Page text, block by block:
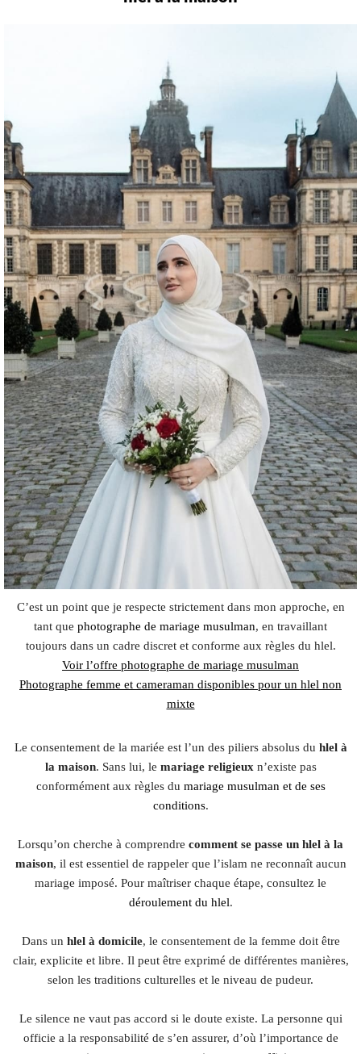
C’est un point que je respecte strictement dans mon approche, en
tant que photographe de mariage musulman, en travaillant
toujours dans un cadre discret et conforme aux règles du hlel.
Voir l’offre photographe de mariage musulman
Photographe femme et cameraman disponibles pour un hlel non
mixte
Le consentement de la mariée est l’un des piliers absolus du hlel à
la maison. Sans lui, le mariage religieux n’existe pas
conformément aux règles du mariage musulman et de ses
conditions.
Lorsqu’on cherche à comprendre comment se passe un hlel à la
maison, il est essentiel de rappeler que l’islam ne reconnaît aucun
mariage imposé. Pour maîtriser chaque étape, consultez le
déroulement du hlel.
Dans un hlel à domicile, le consentement de la femme doit être
clair, explicite et libre. Il peut être exprimé de différentes manières,
selon les traditions culturelles et le niveau de pudeur.
Le silence ne vaut pas accord si le doute existe. La personne qui
officie a la responsabilité de s’en assurer, d’où l’importance de